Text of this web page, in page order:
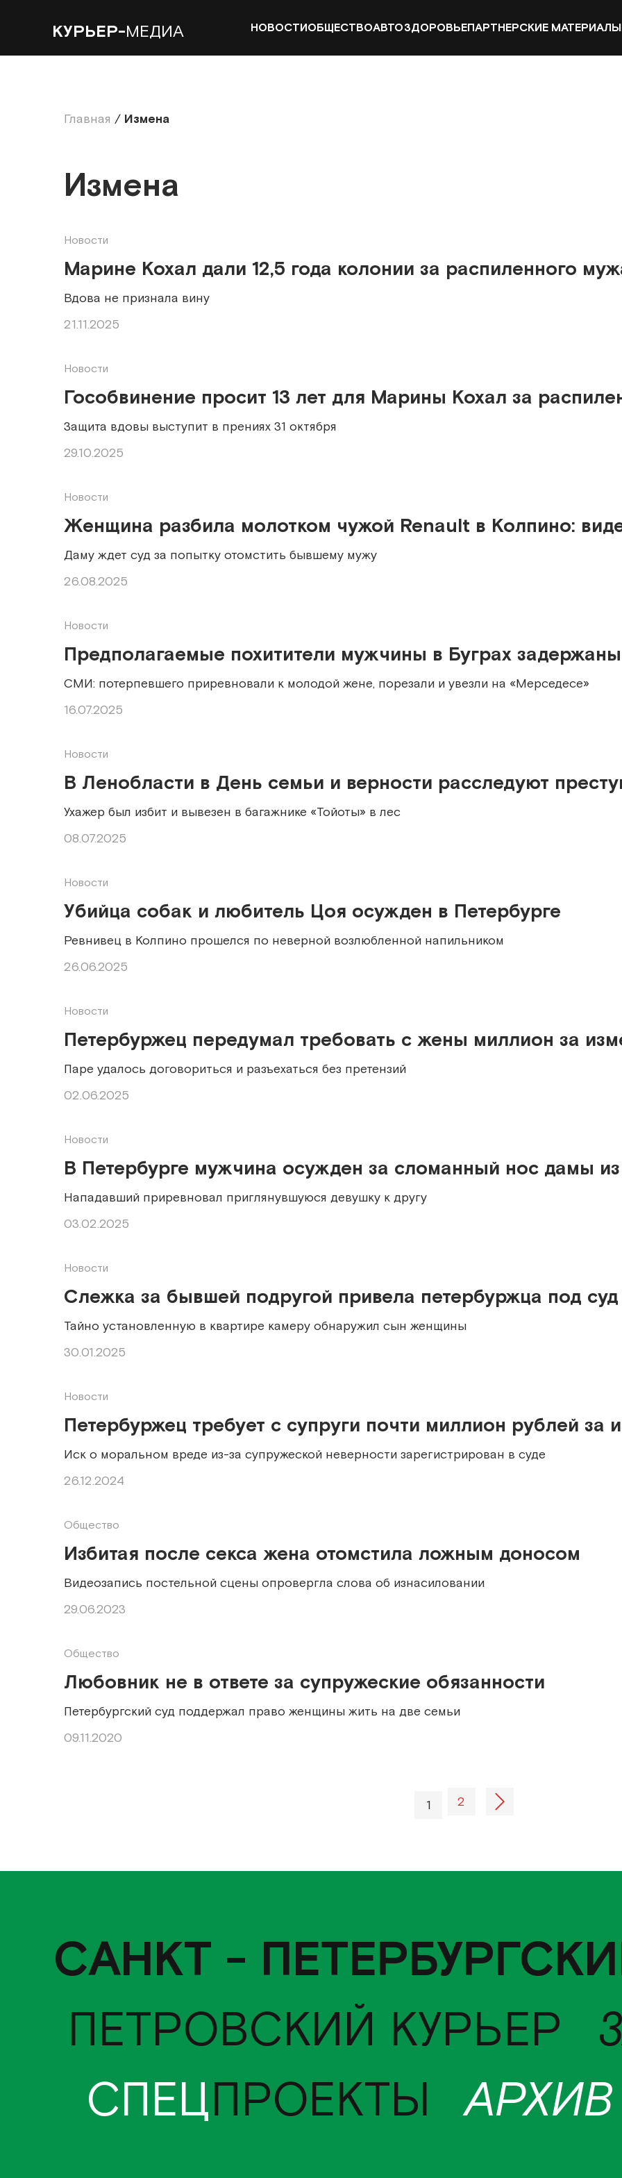
КУРЬЕР-МЕДИА НОВОСТИОБЩЕСТВОАВТОЗДОРОВЬЕПАРТНЕРСКИЕ МАТЕРИАЛЫ
Главная / Измена
Измена
Новости
Марине Кохал дали 12,5 года колонии за распиленного
Вдова не признала вину
21.11.2025
Новости
Гособвинение просит 13 лет для Марины Кохал за
Защита вдовы выступит в прениях 31 октября
29.10.2025
Новости
Женщина разбила молотком чужой Renault в Колпино:
Даму ждет суд за попытку отомстить бывшему мужу
26.08.2025
Новости
Предполагаемые похитители мужчины в Буграх задержаны
СМИ: потерпевшего приревновали к молодой жене, порезали и увезли на «Мерседесе»
16.07.2025
Новости
В Ленобласти в День семьи и верности расследуют
Ухажер был избит и вывезен в багажнике «Тойоты» в лес
08.07.2025
Новости
Убийца собак и любитель Цоя осужден в Петербурге
Ревнивец в Колпино прошелся по неверной возлюбленной напильником
26.06.2025
Новости
Петербуржец передумал требовать с жены миллион за
Паре удалось договориться и разъехаться без претензий
02.06.2025
Новости
В Петербурге мужчина осужден за сломанный нос дамы
Нападавший приревновал приглянувшуюся девушку к другу
03.02.2025
Новости
Слежка за бывшей подругой привела петербуржца под суд
Тайно установленную в квартире камеру обнаружил сын женщины
30.01.2025
Новости
Петербуржец требует с супруги почти миллион рублей за
Иск о моральном вреде из-за супружеской неверности зарегистрирован в суде
26.12.2024
Общество
Избитая после секса жена отомстила ложным доносом
Видеозапись постельной сцены опровергла слова об изнасиловании
29.06.2023
Общество
Любовник не в ответе за супружеские обязанности
Петербургский суд поддержал право женщины жить на две семьи
09.11.2020
1 2
САНКТ -
ПЕТРОВСКИЙ КУРЬЕР
СПЕЦПРОЕКТЫ